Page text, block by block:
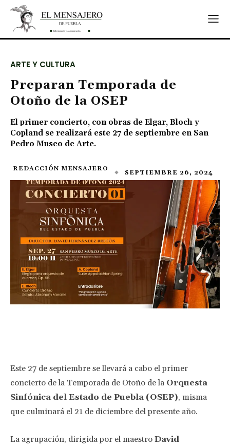
ARTE Y CULTURA
Preparan Temporada de
Otoño de la OSEP
El primer concierto, con obras de Elgar, Bloch y
Copland se realizará este 27 de septiembre en San
Pedro Museo de Arte.
REDACCIÓN MENSAJERO SEPTIEMBRE 26, 2024
Este 27 de septiembre se llevará a cabo el primer
concierto de la Temporada de Otoño de la Orquesta
Sinfónica del Estado de Puebla (OSEP), misma
que culminará el 21 de diciembre del presente año.
La agrupación, dirigida por el maestro David